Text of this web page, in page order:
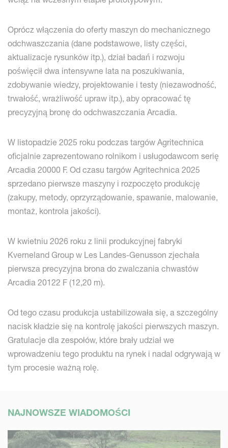
Oprócz włączenia do oferty maszyn do mechanicznego
odchwaszczania (dane podstawowe, listy części,
aktualizacje rysunków itp.), dział badań i rozwoju
poświęcił dwa intensywne lata na poszukiwania,
zdobywanie wiedzy, projektowanie i testy (niezawodność,
trwałość, wrażliwość upraw itp.), aby opracować tę
precyzyjną bronę do odchwaszczania Arcadia.
W listopadzie 2025 roku podczas targów Agritechnica
oficjalnie zaprezentowano rolnikom i usługodawcom serię
Arcadia 20000 F. Od czasu targów Agritechnica 2025
sprzedano pierwsze maszyny i rozpoczęto produkcję
(zakupy, metody, oprzyrządowanie, spawanie, malowanie,
montaż, kontrola jakości).
W kwietniu 2026 roku z linii produkcyjnej fabryki
Kverneland Group w Les Landes-Genusson zjechała
pierwsza precyzyjna brona do zwalczania chwastów
Arcadia 20122 F (12,20 m).
Od tego czasu produkcja ustabilizowała się, a szczególny
nacisk kładzie się na kontrolę jakości pierwszych maszyn.
Gratulacje dla zespołów, które brały udział we
wprowadzeniu tego produktu na rynek i nadal odgrywają w
tym procesie ważną rolę.
NAJNOWSZE WIADOMOŚCI